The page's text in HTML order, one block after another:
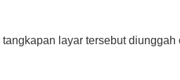
tangkapan layar tersebut